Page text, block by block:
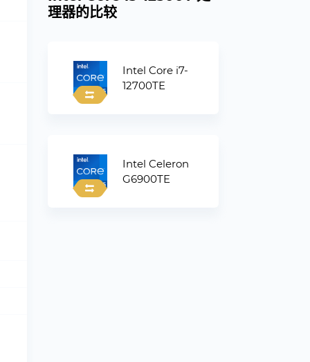
理器的比较
Intel Core i7-
12700TE
Intel Celeron
G6900TE